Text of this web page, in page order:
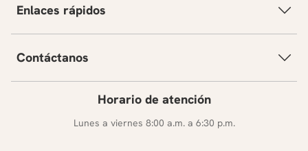
Enlaces rápidos
Contáctanos
Horario de atención
Lunes a viernes 8:00 a.m. a 6:30 p.m.